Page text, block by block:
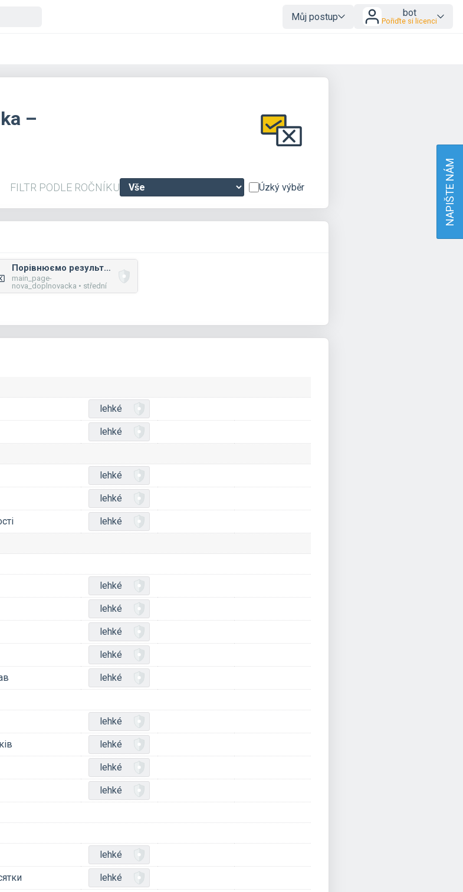
Můj postup bot
Pořiďte si licenci
–
FILTR PODLE ROČNÍKU Úzký výběr
Порівнюємо результати: додавання і віднімання до 20
main_page-
nova_doplnovacka • střední
lehké
lehké
lehké
lehké
lehké
lehké
lehké
lehké
lehké
lehké
lehké
lehké
lehké
lehké
lehké
lehké
NAPIŠTE NÁM